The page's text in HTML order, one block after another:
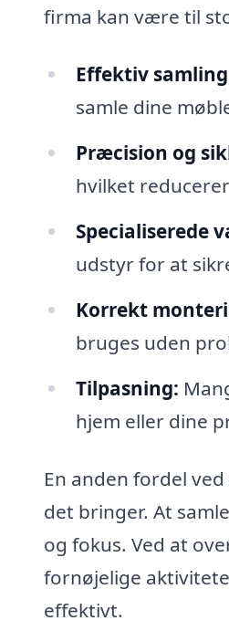
firma kan være til
Effektiv
samle dine
Præcision og
hvilket
Specialiserede
udstyr for at
Korrekt
bruges uden
Tilpasning:
hjem eller dine
En anden fordel
det bringer. At
og fokus. Ved at
fornøjelige
effektivt.